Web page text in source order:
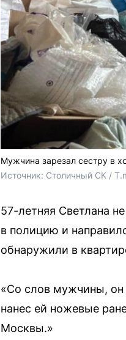
Мужчина зарезал сестру в
Источник: Столичный СК /
57-летняя Светлана
в полицию и
обнаружили в
«Со слов мужчины, он
нанес ей ножевые
Москвы.»